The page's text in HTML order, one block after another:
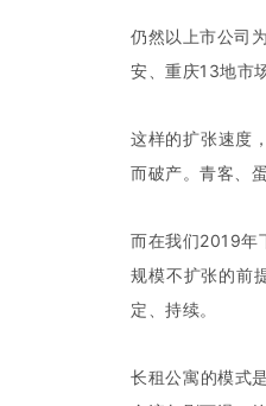
仍然以上市公司
安、重庆13地市
这样的扩张速度
而破产。青客、
而在我们2019年
规模不扩张的前
定、持续。
长租公寓的模式